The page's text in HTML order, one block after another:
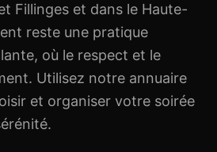
Fillinges et dans le Haute-
reste une pratique
où le respect et le
Utilisez notre annuaire
et organiser votre soirée